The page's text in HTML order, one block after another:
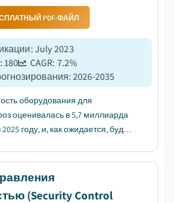
PDF-ФАЙЛ
:July 2023
:180 CAGR: 7.2%
:2026-2035
оборудования для
оценивалась в 5,7 миллиарда
году, и, как ожидается, будет
на оборону и внутреннюю
(Security Control